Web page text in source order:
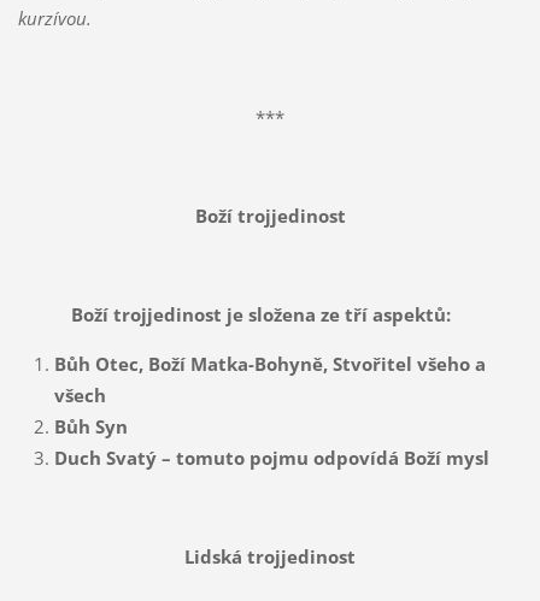
kurzívou.
***
Boží trojjedinost
Boží trojjedinost je složena ze tří aspektů:
Bůh Otec, Boží Matka-Bohyně, Stvořitel všeho a
všech
Bůh Syn
Duch Svatý – tomuto pojmu odpovídá Boží mysl
Lidská trojjedinost